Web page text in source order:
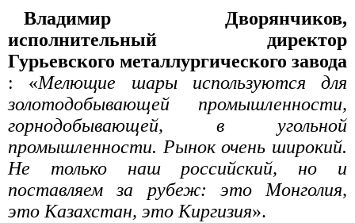
Владимир Дворянчиков,
исполнительный директор
Гурьевского металлургического завода
: «Мелющие шары используются для
золотодобывающей промышленности,
горнодобывающей, в угольной
промышленности. Рынок очень широкий.
Не только наш российский, но и
поставляем за рубеж: это Монголия,
это Казахстан, это Киргизия».